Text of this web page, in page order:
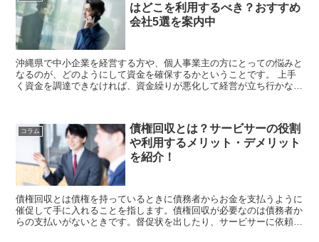
はどこを利用するべき？おすすめ
会社5選を案内中
沖縄県で中小企業を経営する方や、個人事業主の方にとっての悩みと
なるのが、どのようにして資金を確保するかということです。 上手
く資金を調達できなければ、資金繰りが悪化して経営が立ち行かなく
コラム
債権回収とは？サービサーの役割
や利用するメリット・デメリット
を紹介！
債権回収とは債権を持っているときに債務者からお金を支払うように
催促して手に入れることを指します。債権回収が必要なのは債務者か
らの支払いがないときです。督促状を出したり、サービサーに依頼し